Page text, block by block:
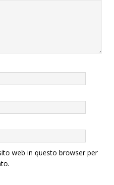
web in questo browser per